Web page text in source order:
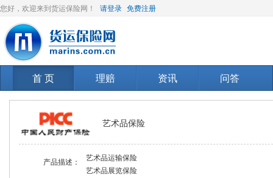
您好，欢迎来到货运保险网！ 请登录 免费注册
首 页 理赔 资讯 问答
艺术品保险
产品描述：
艺术品运输保险
艺术品展览保险